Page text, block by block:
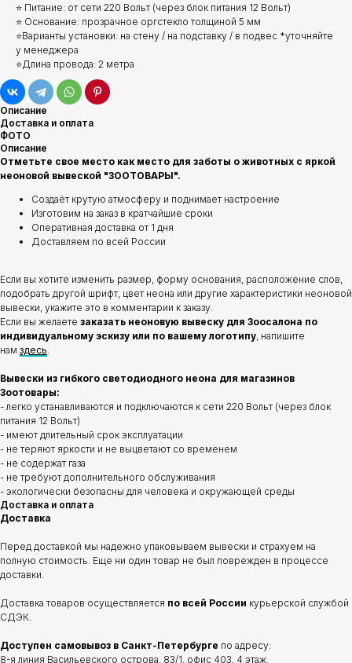
⭐ Питание: от сети 220 Вольт (через блок питания 12 Вольт)
⭐ Основание: прозрачное оргстекло толщиной 5 мм
⭐Варианты установки: на стену / на подставку / в подвес *уточняйте
у менеджера
⭐Длина провода: 2 метра
Описание
Доставка и оплата
ФОТО
Описание
Отметьте свое место как место для заботы о животных с яркой
неоновой вывеской "ЗООТОВАРЫ".
Создаёт крутую атмосферу и поднимает настроение
Изготовим на заказ в кратчайшие сроки
Оперативная доставка от 1 дня
Доставляем по всей России
Если вы хотите изменить размер, форму основания, расположение слов,
подобрать другой шрифт, цвет неона или другие характеристики неоновой
вывески, укажите это в комментарии к заказу.
Если вы желаете заказать неоновую вывеску для Зоосалона по
индивидуальному эскизу или по вашему логотипу, напишите
нам здесь.
Вывески из гибкого светодиодного неона для магазинов
Зоотовары:
- легко устанавливаются и подключаются к сети 220 Вольт (через блок
питания 12 Вольт)
- имеют длительный срок эксплуатации
- не теряют яркости и не выцветают со временем
- не содержат газа
- не требуют дополнительного обслуживания
- экологически безопасны для человека и окружающей среды
Доставка и оплата
Доставка
Перед доставкой мы надежно упаковываем вывески и страхуем на
полную стоимость. Еще ни один товар не был поврежден в процессе
доставки.
Доставка товаров осуществляется по всей России курьерской службой
СДЭК.
Доступен самовывоз в Санкт-Петербурге по адресу:
8-я линия Васильевского острова, 83/1, офис 403, 4 этаж.